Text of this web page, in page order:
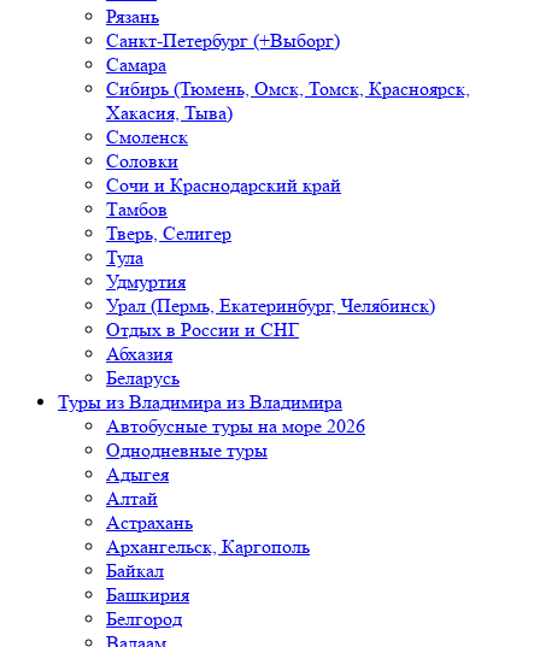
Рязань
Санкт-Петербург (+Выборг)
Самара
Сибирь (Тюмень, Омск, Томск, Красноярск,
Хакасия, Тыва)
Смоленск
Соловки
Сочи и Краснодарский край
Тамбов
Тверь, Селигер
Тула
Удмуртия
Урал (Пермь, Екатеринбург, Челябинск)
Отдых в России и СНГ
Абхазия
Беларусь
Туры из Владимира из Владимира
Автобусные туры на море 2026
Однодневные туры
Адыгея
Алтай
Астрахань
Архангельск, Каргополь
Байкал
Башкирия
Белгород